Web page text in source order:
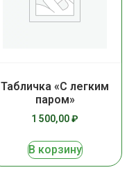
Табличка «С легким
паром»
1 500,00₽
В корзину